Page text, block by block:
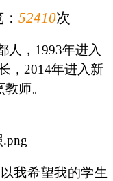
52410次
人，1993年进入
，2014年进入新
师。
我希望我的学生